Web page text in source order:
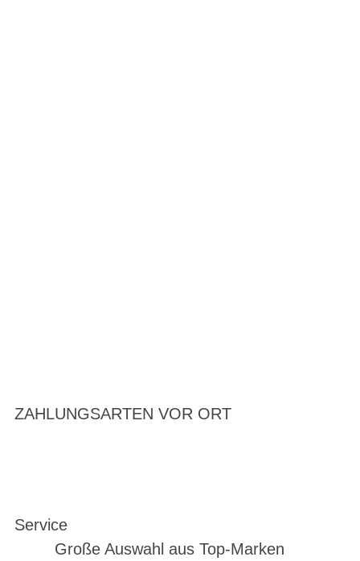
ZAHLUNGSARTEN VOR ORT
Service
Große Auswahl aus Top-Marken